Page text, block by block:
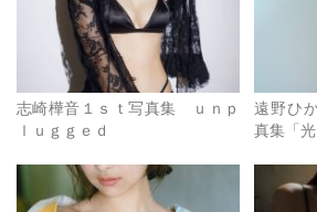
志崎樺音１ｓｔ写真集 ｕｎｐ
ｌｕｇｇｅｄ
遠野ひ
真集「光